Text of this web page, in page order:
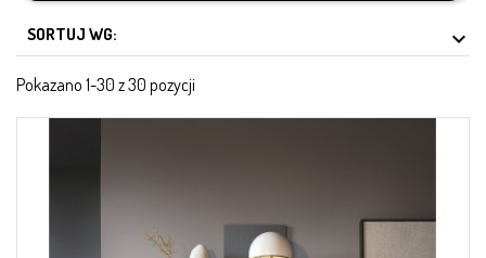
SORTUJ WG: 
Pokazano 1-30 z 30 pozycji